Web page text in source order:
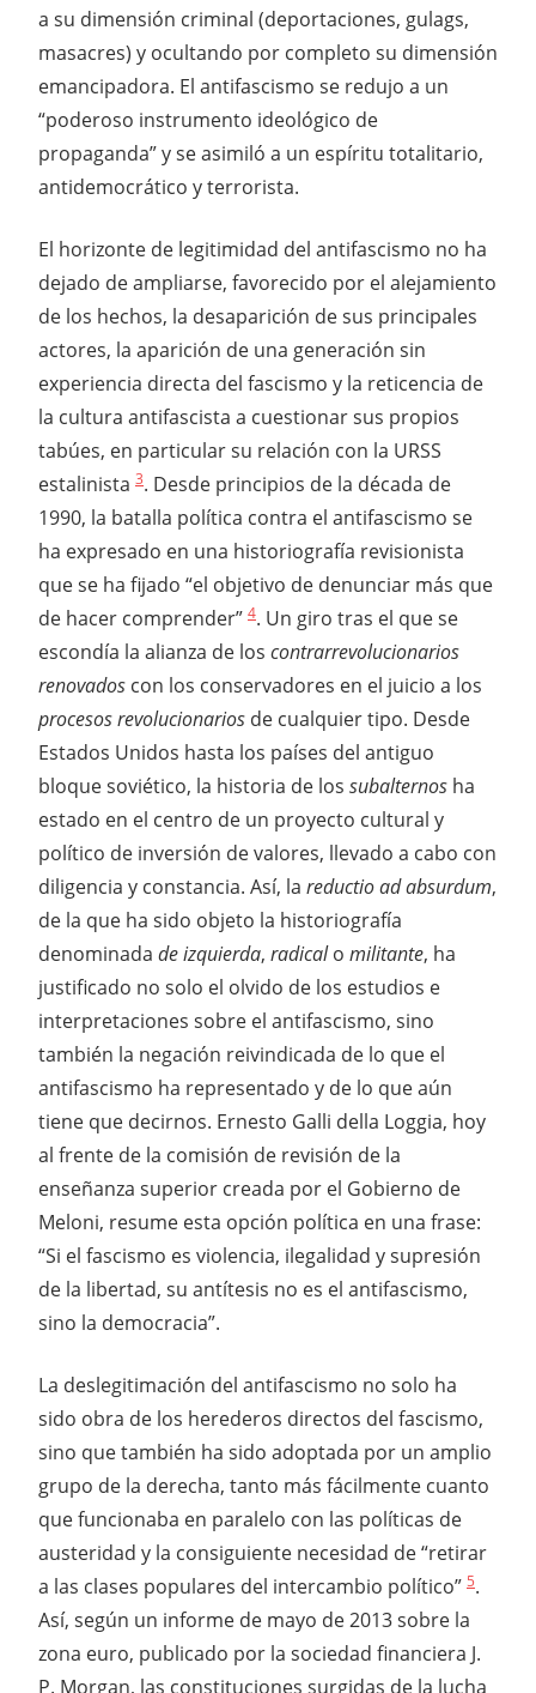
a su dimensión criminal (deportaciones, gulags,
masacres) y ocultando por completo su dimensión
emancipadora. El antifascismo se redujo a un
“poderoso instrumento ideológico de
propaganda” y se asimiló a un espíritu totalitario,
antidemocrático y terrorista.
El horizonte de legitimidad del antifascismo no ha
dejado de ampliarse, favorecido por el alejamiento
de los hechos, la desaparición de sus principales
actores, la aparición de una generación sin
experiencia directa del fascismo y la reticencia de
la cultura antifascista a cuestionar sus propios
tabúes, en particular su relación con la URSS
estalinista 3. Desde principios de la década de
1990, la batalla política contra el antifascismo se
ha expresado en una historiografía revisionista
que se ha fijado “el objetivo de denunciar más que
de hacer comprender” 4. Un giro tras el que se
escondía la alianza de los contrarrevolucionarios
renovados con los conservadores en el juicio a los
procesos revolucionarios de cualquier tipo. Desde
Estados Unidos hasta los países del antiguo
bloque soviético, la historia de los subalternos ha
estado en el centro de un proyecto cultural y
político de inversión de valores, llevado a cabo con
diligencia y constancia. Así, la reductio ad absurdum,
de la que ha sido objeto la historiografía
denominada de izquierda, radicalo militante, ha
justificado no solo el olvido de los estudios e
interpretaciones sobre el antifascismo, sino
también la negación reivindicada de lo que el
antifascismo ha representado y de lo que aún
tiene que decirnos. Ernesto Galli della Loggia, hoy
al frente de la comisión de revisión de la
enseñanza superior creada por el Gobierno de
Meloni, resume esta opción política en una frase:
“Si el fascismo es violencia, ilegalidad y supresión
de la libertad, su antítesis no es el antifascismo,
sino la democracia”.
La deslegitimación del antifascismo no solo ha
sido obra de los herederos directos del fascismo,
sino que también ha sido adoptada por un amplio
grupo de la derecha, tanto más fácilmente cuanto
que funcionaba en paralelo con las políticas de
austeridad y la consiguiente necesidad de “retirar
a las clases populares del intercambio político” 5.
Así, según un informe de mayo de 2013 sobre la
zona euro, publicado por la sociedad financiera J.
P. Morgan, las constituciones surgidas de la lucha